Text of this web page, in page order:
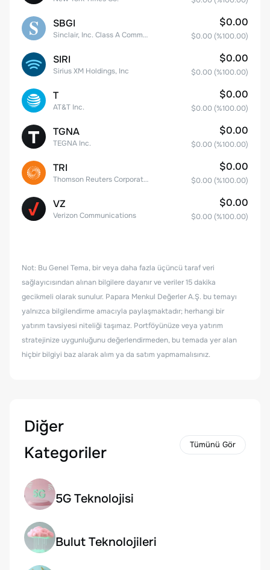
SBGI
Sinclair, Inc. Class A Common Stock
$0.00
$0.00 (%100.00)
SIRI
Sirius XM Holdings, Inc
$0.00
$0.00 (%100.00)
T
AT&T Inc.
$0.00
$0.00 (%100.00)
TGNA
TEGNA Inc.
$0.00
$0.00 (%100.00)
TRI
Thomson Reuters Corporation
$0.00
$0.00 (%100.00)
VZ
Verizon Communications
$0.00
$0.00 (%100.00)
Not: Bu Genel Tema, bir veya daha fazla üçüncü taraf veri
sağlayıcısından alınan bilgilere dayanır ve veriler 15 dakika
gecikmeli olarak sunulur. Papara Menkul Değerler A.Ş. bu temayı
yalnızca bilgilendirme amacıyla paylaşmaktadır; herhangi bir
yatırım tavsiyesi niteliği taşımaz. Portföyünüze veya yatırım
stratejinize uygunluğunu değerlendirmeden, bu temada yer alan
hiçbir bilgiyi baz alarak alım ya da satım yapmamalısınız.
Diğer
Kategoriler
Tümünü Gör
5G Teknolojisi
Bulut Teknolojileri